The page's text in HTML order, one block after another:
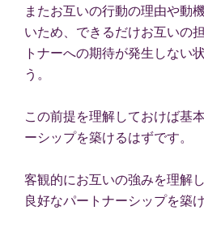
またお互いの行動の理由や動
いため、できるだけお互いの
トナーへの期待が発生しない
う。
この前提を理解しておけば基
ーシップを築けるはずです。
客観的にお互いの強みを理解
良好なパートナーシップを築